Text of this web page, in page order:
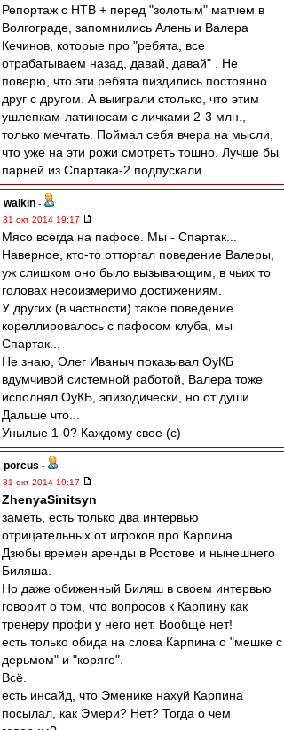
Репортаж с НТВ + перед "золотым" матчем в
Волгограде, запомнились Алень и Валера
Кечинов, которые про "ребята, все
отрабатываем назад, давай, давай" . Не
поверю, что эти ребята пиздились постоянно
друг с другом. А выиграли столько, что этим
ушлепкам-латиносам с личками 2-3 млн.,
только мечтать. Поймал себя вчера на мысли,
что уже на эти рожи смотреть тошно. Лучше бы
парней из Спартака-2 подпускали.
walkin -
31 окт 2014 19:17
Мясо всегда на пафосе. Мы - Спартак...
Наверное, кто-то отторгал поведение Валеры,
уж слишком оно было вызывающим, в чьих то
головах несоизмеримо достижениям.
У других (в частности) такое поведение
кореллировалось с пафосом клуба, мы
Спартак...
Не знаю, Олег Иваныч показывал ОуКБ
вдумчивой системной работой, Валера тоже
исполнял ОуКБ, эпизодически, но от души.
Дальше что...
Унылые 1-0? Каждому свое (с)
porcus -
31 окт 2014 19:17
ZhenyaSinitsyn
заметь, есть только два интервью
отрицательных от игроков про Карпина.
Дзюбы времен аренды в Ростове и нынешнего
Биляша.
Но даже обиженный Биляш в своем интервью
говорит о том, что вопросов к Карпину как
тренеру профи у него нет. Вообще нет!
есть только обида на слова Карпина о "мешке с
дерьмом" и "коряге".
Всё.
есть инсайд, что Эменике нахуй Карпина
посылал, как Эмери? Нет? Тогда о чем